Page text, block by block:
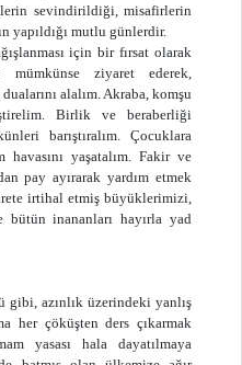
sevindirildiği, misafirlerin
yapıldığı mutlu günlerdir.
için bir fırsat olarak
mümkünse ziyaret ederek,
alalım. Akraba, komşu
Birlik ve beraberliği
barıştıralım. Çocuklara
yaşatalım. Fakir ve
pay ayırarak yardım etmek
irtihal etmiş büyüklerimizi,
bütün inananları hayırla yad
gibi, azınlık üzerindeki yanlış
her çöküşten ders çıkarmak
yasası hala dayatılmaya